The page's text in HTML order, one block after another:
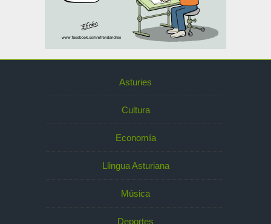
Asturies
Cultura
Economía
Llingua Asturiana
Música
Deportes